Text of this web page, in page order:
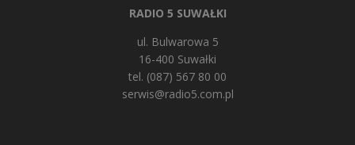
RADIO 5 SUWAŁKI
ul. Bulwarowa 5
16-400 Suwałki
tel. (087) 567 80 00
serwis@radio5.com.pl